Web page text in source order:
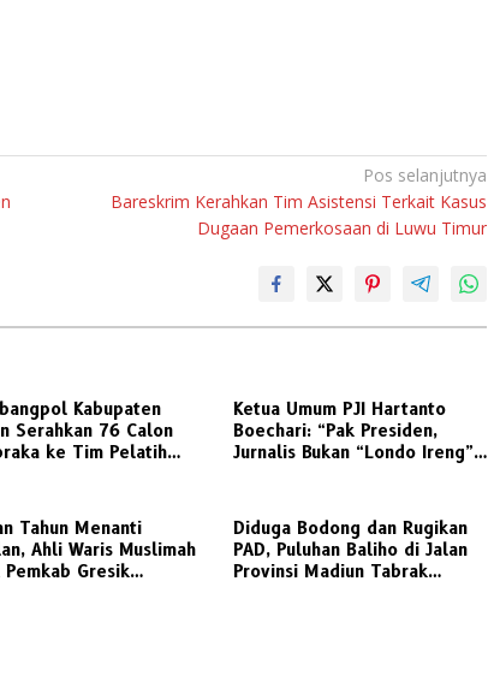
Pos selanjutnya
Bareskrim Kerahkan Tim Asistensi Terkait Kasus
Dugaan Pemerkosaan di Luwu Timur
Kabupaten
Serahkan 76 Calon
ke Tim Pelatih
Ketua Umum PJI Hartanto
Boechari: “Pak Presiden,
Jurnalis Bukan “Londo Ireng”,
Tahun Menanti
Ahli Waris Muslimah
Pemkab Gresik
Diduga Bodong dan Rugikan
PAD, Puluhan Baliho di Jalan
Provinsi Madiun Tabrak